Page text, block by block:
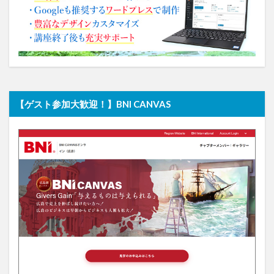
【ゲスト参加大歓迎！】BNI CANVAS